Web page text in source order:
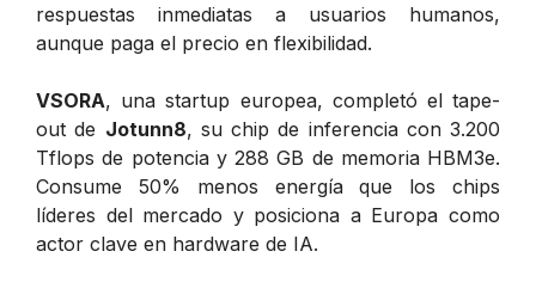
respuestas inmediatas a usuarios humanos,
aunque paga el precio en flexibilidad.
VSORA, una startup europea, completó el tape-
out de Jotunn8, su chip de inferencia con 3.200
Tflops de potencia y 288 GB de memoria HBM3e.
Consume 50% menos energía que los chips
líderes del mercado y posiciona a Europa como
actor clave en hardware de IA.